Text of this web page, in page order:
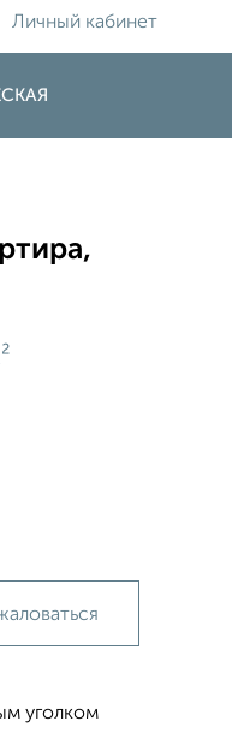
Личный кабинет
уголком